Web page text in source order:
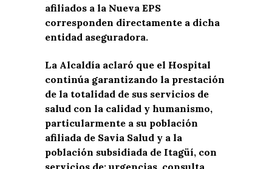
afiliados a la Nueva EPS
corresponden directamente a dicha
entidad aseguradora.
La Alcaldía aclaró que el Hospital
continúa garantizando la prestación
de la totalidad de sus servicios de
salud con la calidad y humanismo,
particularmente a su población
afiliada de Savia Salud y a la
población subsidiada de Itagüí, con
servicios de: urgencias, consulta